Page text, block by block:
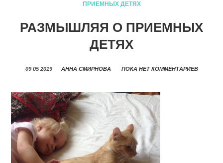
ПРИЕМНЫХ ДЕТЯХ
РАЗМЫШЛЯЯ О ПРИЕМНЫХ
ДЕТЯХ
09 05 2019 АННА СМИРНОВА ПОКА НЕТ КОММЕНТАРИЕВ